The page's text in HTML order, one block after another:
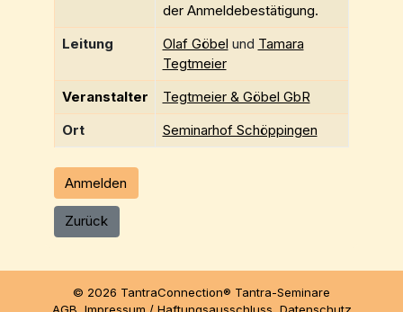
der Anmeldebestätigung.
Leitung
Olaf Göbel und Tamara
Tegtmeier
Veranstalter
Tegtmeier & Göbel GbR
Ort
Seminarhof Schöppingen
Anmelden
Zurück
© 2026 TantraConnection® Tantra-Seminare